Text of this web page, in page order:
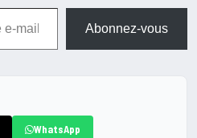
Abonnez-vous
WhatsApp